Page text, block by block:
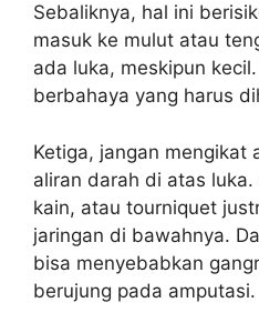
Sebaliknya, hal ini
masuk ke mulut atau
ada luka, meskipun
berbahaya yang harus
Ketiga, jangan mengikat
aliran darah di atas
kain, atau tourniquet
jaringan di bawahnya.
bisa menyebabkan
berujung pada amputasi.